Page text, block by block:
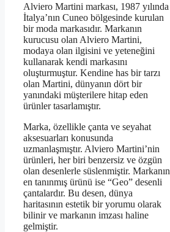
Alviero Martini markası, 1987 yılında
İtalya’nın Cuneo bölgesinde kurulan
bir moda markasıdır. Markanın
kurucusu olan Alviero Martini,
modaya olan ilgisini ve yeteneğini
kullanarak kendi markasını
oluşturmuştur. Kendine has bir tarzı
olan Martini, dünyanın dört bir
yanındaki müşterilere hitap eden
ürünler tasarlamıştır.
Marka, özellikle çanta ve seyahat
aksesuarları konusunda
uzmanlaşmıştır. Alviero Martini’nin
ürünleri, her biri benzersiz ve özgün
olan desenlerle süslenmiştir. Markanın
en tanınmış ürünü ise “Geo” desenli
çantalardır. Bu desen, dünya
haritasının estetik bir yorumu olarak
bilinir ve markanın imzası haline
gelmiştir.